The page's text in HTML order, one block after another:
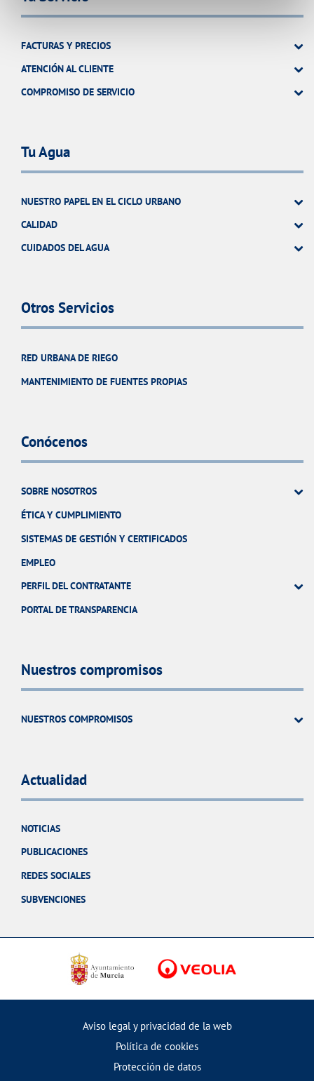
FACTURAS Y PRECIOS
ATENCIÓN AL CLIENTE
COMPROMISO DE SERVICIO
Tu Agua
NUESTRO PAPEL EN EL CICLO URBANO
CALIDAD
CUIDADOS DEL AGUA
Otros Servicios
RED URBANA DE RIEGO
MANTENIMIENTO DE FUENTES PROPIAS
Conócenos
SOBRE NOSOTROS
ÉTICA Y CUMPLIMIENTO
SISTEMAS DE GESTIÓN Y CERTIFICADOS
EMPLEO
PERFIL DEL CONTRATANTE
PORTAL DE TRANSPARENCIA
Nuestros compromisos
NUESTROS COMPROMISOS
Actualidad
NOTICIAS
PUBLICACIONES
REDES SOCIALES
SUBVENCIONES
Aviso legal y privacidad de la web
Política de cookies
Protección de datos